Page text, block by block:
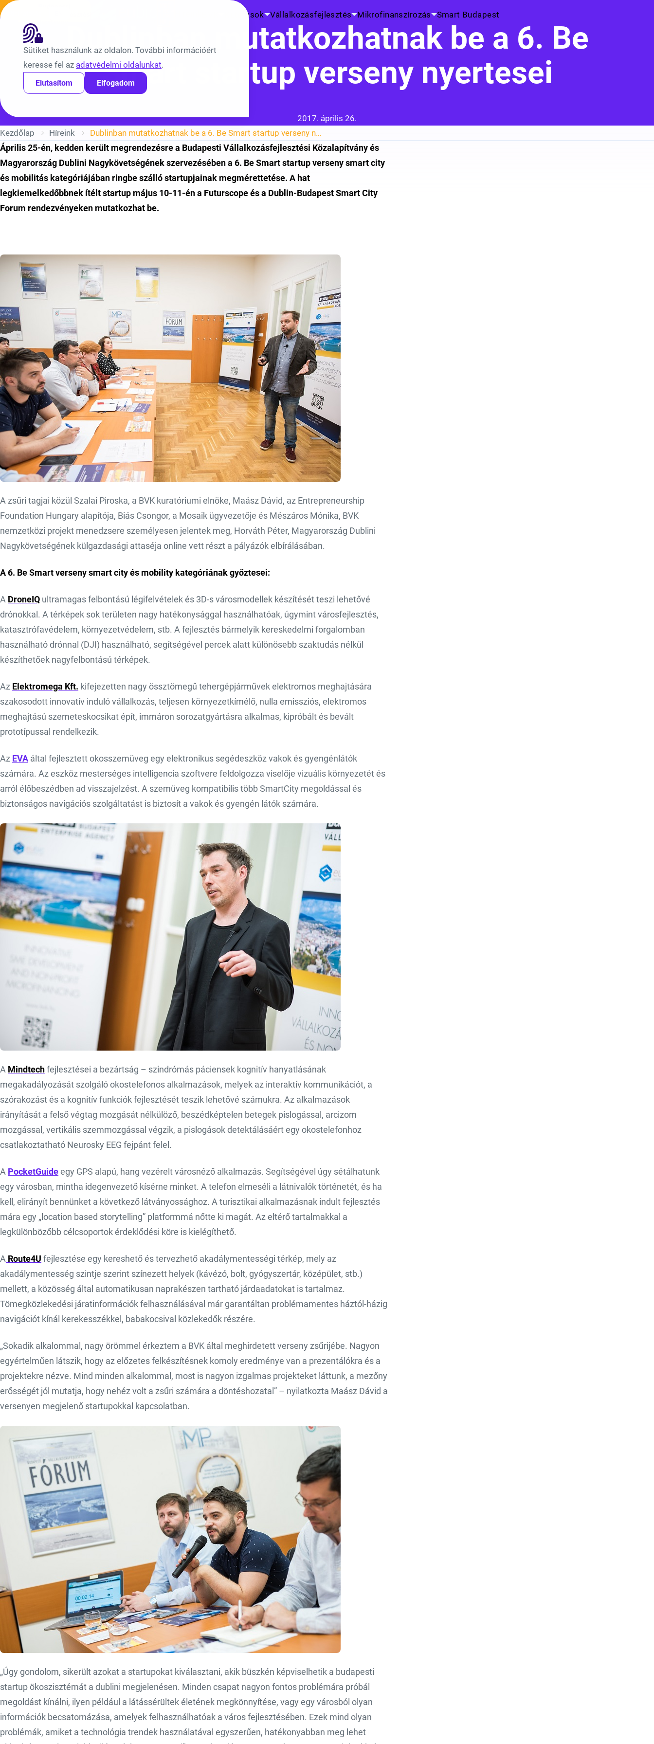
Sütiket használunk az oldalon. További információért
keresse fel az adatvédelmi oldalunkat.
Elutasítom Elfogadom
Kutatások Vállalkozásfejlesztés Mikrofinanszírozás Smart Budapest
Dublinban mutatkozhatnak be a 6. Be
Smart startup verseny nyertesei
Közzétéve:
2017. április 26.
Kezdőlap
Híreink
Dublinban mutatkozhatnak be a 6. Be Smart startup verseny nyertesei
Április 25-én, kedden került megrendezésre a Budapesti Vállalkozásfejlesztési Közalapítvány és
Magyarország Dublini Nagykövetségének szervezésében a 6. Be Smart startup verseny smart city
és mobilitás kategóriájában ringbe szálló startupjainak megmérettetése. A hat
legkiemelkedőbbnek ítélt startup május 10-11-én a Futurscope és a Dublin-Budapest Smart City
Forum rendezvényeken mutatkozhat be.
A zsűri tagjai közül Szalai Piroska, a BVK kuratóriumi elnöke, Maász Dávid, az Entrepreneurship
Foundation Hungary alapítója, Biás Csongor, a Mosaik ügyvezetője és Mészáros Mónika, BVK
nemzetközi projekt menedzsere személyesen jelentek meg, Horváth Péter, Magyarország Dublini
Nagykövetségének külgazdasági attaséja online vett részt a pályázók elbírálásában.
A 6. Be Smart verseny smart city és mobility kategóriának győztesei:
A DroneIQ ultramagas felbontású légifelvételek és 3D-s városmodellek készítését teszi lehetővé
drónokkal. A térképek sok területen nagy hatékonysággal használhatóak, úgymint városfejlesztés,
katasztrófavédelem, környezetvédelem, stb. A fejlesztés bármelyik kereskedelmi forgalomban
használható drónnal (DJI) használható, segítségével percek alatt különösebb szaktudás nélkül
készíthetőek nagyfelbontású térképek.
Az Elektromega Kft. kifejezetten nagy össztömegű tehergépjárművek elektromos meghajtására
szakosodott innovatív induló vállalkozás, teljesen környezetkímélő, nulla emissziós, elektromos
meghajtású szemeteskocsikat épít, immáron sorozatgyártásra alkalmas, kipróbált és bevált
prototípussal rendelkezik.
Az EVA által fejlesztett okosszemüveg egy elektronikus segédeszköz vakok és gyengénlátók
számára. Az eszköz mesterséges intelligencia szoftvere feldolgozza viselője vizuális környezetét és
arról élőbeszédben ad visszajelzést. A szemüveg kompatibilis több SmartCity megoldással és
biztonságos navigációs szolgáltatást is biztosít a vakok és gyengén látók számára.
A Mindtech fejlesztései a bezártság – szindrómás páciensek kognitív hanyatlásának
megakadályozását szolgáló okostelefonos alkalmazások, melyek az interaktív kommunikációt, a
szórakozást és a kognitív funkciók fejlesztését teszik lehetővé számukra. Az alkalmazások
irányítását a felső végtag mozgását nélkülöző, beszédképtelen betegek pislogással, arcizom
mozgással, vertikális szemmozgással végzik, a pislogások detektálásáért egy okostelefonhoz
csatlakoztatható Neurosky EEG fejpánt felel.
A PocketGuide egy GPS alapú, hang vezérelt városnéző alkalmazás. Segítségével úgy sétálhatunk
egy városban, mintha idegenvezető kísérne minket. A telefon elmeséli a látnivalók történetét, és ha
kell, elirányít bennünket a következő látványossághoz. A turisztikai alkalmazásnak indult fejlesztés
mára egy „location based storytelling” platformmá nőtte ki magát. Az eltérő tartalmakkal a
legkülönbözőbb célcsoportok érdeklődési köre is kielégíthető.
A Route4U fejlesztése egy kereshető és tervezhető akadálymentességi térkép, mely az
akadálymentesség szintje szerint színezett helyek (kávézó, bolt, gyógyszertár, középület, stb.)
mellett, a közösség által automatikusan naprakészen tartható járdaadatokat is tartalmaz.
Tömegközlekedési járatinformációk felhasználásával már garantáltan problémamentes háztól-házig
navigációt kínál kerekesszékkel, babakocsival közlekedők részére.
„Sokadik alkalommal, nagy örömmel érkeztem a BVK által meghirdetett verseny zsűrijébe. Nagyon
egyértelműen látszik, hogy az előzetes felkészítésnek komoly eredménye van a prezentálókra és a
projektekre nézve. Mind minden alkalommal, most is nagyon izgalmas projekteket láttunk, a mezőny
erősségét jól mutatja, hogy nehéz volt a zsűri számára a döntéshozatal” – nyilatkozta Maász Dávid a
versenyen megjelenő startupokkal kapcsolatban.
„Úgy gondolom, sikerült azokat a startupokat kiválasztani, akik büszkén képviselhetik a budapesti
startup ökoszisztémát a dublini megjelenésen. Minden csapat nagyon fontos problémára próbál
megoldást kínálni, ilyen például a látássérültek életének megkönnyítése, vagy egy városból olyan
információk becsatornázása, amelyek felhasználhatóak a város fejlesztésében. Ezek mind olyan
problémák, amiket a technológia trendek használatával egyszerűen, hatékonyabban meg lehet